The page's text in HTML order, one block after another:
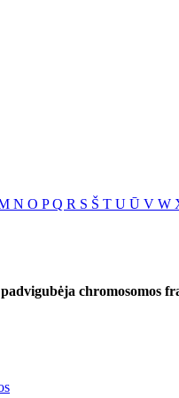
N O PQ R S Š T U Ū V W
padvigubėja chromosomos